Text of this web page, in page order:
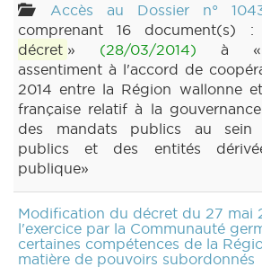
Accès au Dossier n°
comprenant 16 document(s)
décret » (28/03/2014) à
assentiment à l'accord de
2014 entre la Région wallonne
française relatif à la
des mandats publics au sein
publics et des entités
publique»
Modification du décret du 27 mai
l'exercice par la Communauté
certaines compétences de la
matière de pouvoirs subordonnés